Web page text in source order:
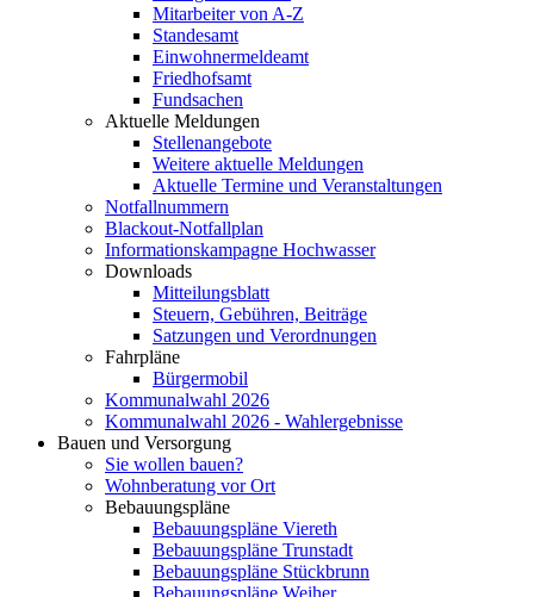
Mitarbeiter von A-Z
Standesamt
Einwohnermeldeamt
Friedhofsamt
Fundsachen
Aktuelle Meldungen
Stellenangebote
Weitere aktuelle Meldungen
Aktuelle Termine und Veranstaltungen
Notfallnummern
Blackout-Notfallplan
Informationskampagne Hochwasser
Downloads
Mitteilungsblatt
Steuern, Gebühren, Beiträge
Satzungen und Verordnungen
Fahrpläne
Bürgermobil
Kommunalwahl 2026
Kommunalwahl 2026 - Wahlergebnisse
Bauen und Versorgung
Sie wollen bauen?
Wohnberatung vor Ort
Bebauungspläne
Bebauungspläne Viereth
Bebauungspläne Trunstadt
Bebauungspläne Stückbrunn
Bebauungspläne Weiher